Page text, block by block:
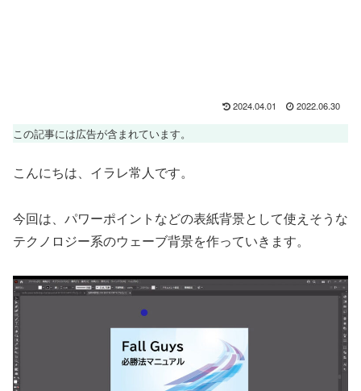
2024.04.01 2022.06.30
この記事には広告が含まれています。
こんにちは、イラレ常人です。
今回は、パワーポイントなどの表紙背景として使えそうな
テクノロジー系のウェーブ背景を作っていきます。